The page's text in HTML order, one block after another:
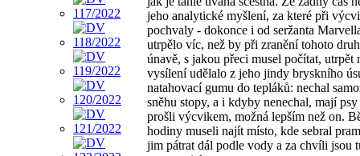
jeho analytické myšlení, za které při
pochvaly - dokonce i od seržanta
utrpělo víc, než by při zranění tohoto
únavě, s jakou přeci musel počítat, utrpět
vysílení udělalo z jeho jindy bryskního
natahovací gumu do tepláků: nechal
sněhu stopy, a i kdyby nenechal, mají
prošli výcvikem, možná lepším než on.
hodiny museli najít místo, kde sebral
jim pátrat dál podle vody a za chvíli jsou